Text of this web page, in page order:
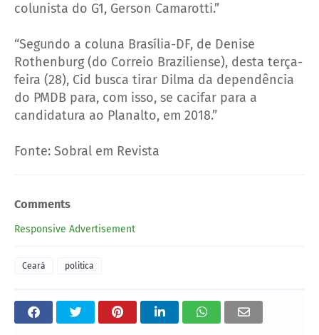
colunista do G1, Gerson Camarotti.”
“Segundo a coluna Brasília-DF, de Denise
Rothenburg (do Correio Braziliense), desta terça-
feira (28), Cid busca tirar Dilma da dependência
do PMDB para, com isso, se cacifar para a
candidatura ao Planalto, em 2018.”
Fonte: Sobral em Revista
Comments
Responsive Advertisement
Ceará politica